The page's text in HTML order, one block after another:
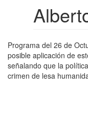
Programa del 26 de
posible aplicación de
señalando que la
crimen de lesa